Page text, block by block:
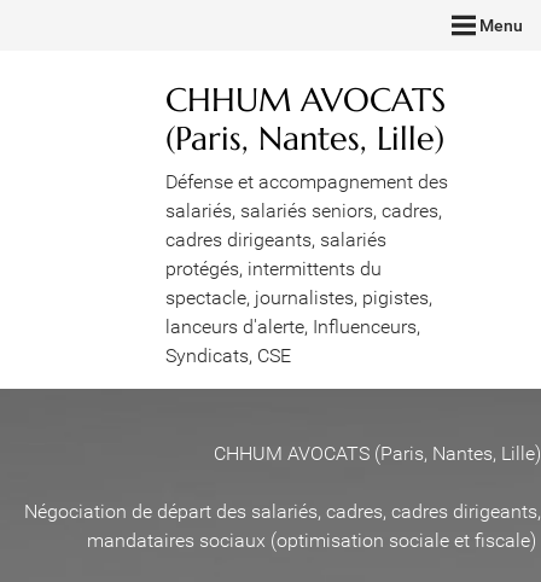
Menu
CHHUM AVOCATS
(Paris, Nantes, Lille)
Défense et accompagnement des
salariés, salariés seniors, cadres,
cadres dirigeants, salariés
protégés, intermittents du
spectacle, journalistes, pigistes,
lanceurs d'alerte, Influenceurs,
Syndicats, CSE
CHHUM AVOCATS (Paris, Nantes, Lille)
Négociation de départ des salariés, cadres, cadres dirigeants,
mandataires sociaux (optimisation sociale et fiscale)